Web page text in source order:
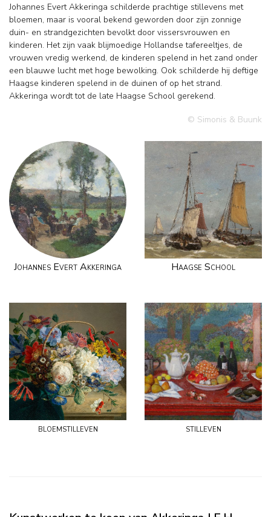
Johannes Evert Akkeringa schilderde prachtige stillevens met
bloemen, maar is vooral bekend geworden door zijn zonnige
duin- en strandgezichten bevolkt door vissersvrouwen en
kinderen. Het zijn vaak blijmoedige Hollandse tafereeltjes, de
vrouwen vredig werkend, de kinderen spelend in het zand onder
een blauwe lucht met hoge bewolking. Ook schilderde hij deftige
Haagse kinderen spelend in de duinen of op het strand.
Akkeringa wordt tot de late Haagse School gerekend.
© Simonis & Buunk
Johannes Evert Akkeringa Haagse School
bloemstilleven stilleven